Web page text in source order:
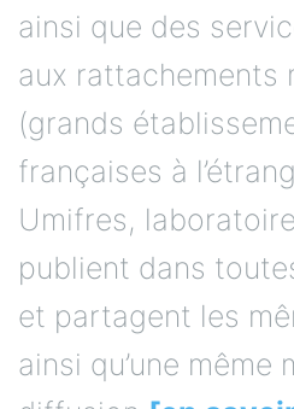
ainsi que des
aux rattachements
(grands
françaises à
Umifres,
publient dans
et partagent les
ainsi qu’une même